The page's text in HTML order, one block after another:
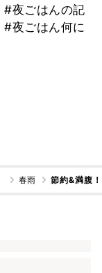
#夜ごはんの記
#夜ごはん何に
春雨 節約&満腹